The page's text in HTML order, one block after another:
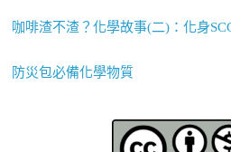
咖啡渣不渣？化學故事(二)：化身
防災包必備化學物質